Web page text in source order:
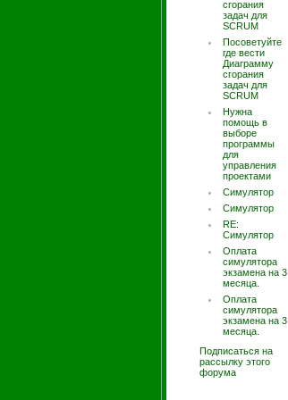
сгорания
задач для
SCRUM
Посоветуйте
где вести
Диаграмму
сгорания
задач для
SCRUM
Нужна
помощь в
выборе
программы
для
управления
проектами
Симулятор
Симулятор
RE:
Симулятор
Оплата
симулятора
экзамена на 3
месяца.
Оплата
симулятора
экзамена на 3
месяца.
Подписаться на
рассылку этого
форума